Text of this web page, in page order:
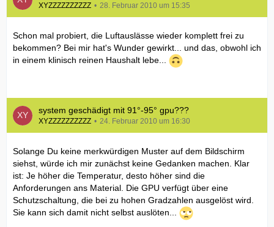
XYZZZZZZZZZZ 28. Februar 2010 um 15:35
Schon mal probiert, die Luftauslässe wieder komplett frei zu
bekommen? Bei mir hat's Wunder gewirkt... und das, obwohl ich
in einem klinisch reinen Haushalt lebe...
system geschädigt mit 91°-95° gpu???
XYZZZZZZZZZZ 24. Februar 2010 um 16:30
Solange Du keine merkwürdigen Muster auf dem Bildschirm
siehst, würde ich mir zunächst keine Gedanken machen. Klar
ist: Je höher die Temperatur, desto höher sind die
Anforderungen ans Material. Die GPU verfügt über eine
Schutzschaltung, die bei zu hohen Gradzahlen ausgelöst wird.
Sie kann sich damit nicht selbst auslöten...